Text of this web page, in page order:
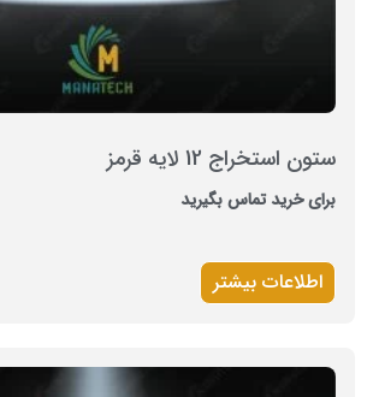
ستون استخراج 12 لایه قرمز
برای خرید تماس بگیرید
اطلاعات بیشتر